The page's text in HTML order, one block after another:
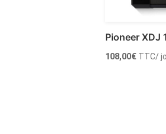
Pioneer XDJ
108,00€ TTC/